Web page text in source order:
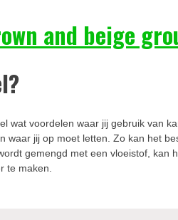
wat voordelen waar jij gebruik van
waar jij op moet letten. Zo kan het
gemengd met een vloeistof, kan
te maken.